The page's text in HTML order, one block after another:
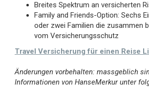
Breites Spektrum an versicherten
Family and Friends-Option: Sechs
oder zwei Familien die zusammen
vom Versicherungsschutz
Travel Versicherung für einen Reise
Änderungen vorbehalten: massgeblich
Informationen von HanseMerkur unter